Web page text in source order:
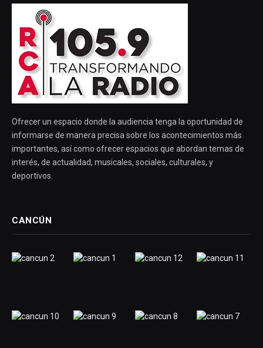
Ofrecer un espacio donde la audiencia tenga la oportunidad de
informarse de manera precisa sobre los acontecimientos más
importantes, así como ofrecer espacios que abordan temas de
interés, de actualidad, musicales, sociales, culturales, y
deportivos.
CANCÚN